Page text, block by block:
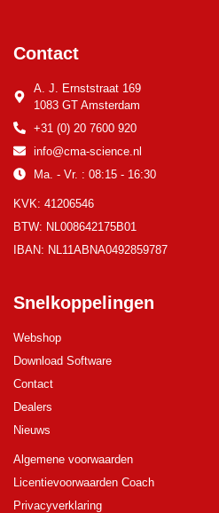
Contact
A. J. Ernststraat 169
1083 GT Amsterdam
+31 (0) 20 7600 920
info@cma-science.nl
Ma. - Vr. : 08:15 - 16:30
KVK: 41206546
BTW: NL008642175B01
IBAN: NL11ABNA0492859787
Snelkoppelingen
Webshop
Download Software
Contact
Dealers
Nieuws
Algemene voorwaarden
Licentievoorwaarden Coach
Privacyverklaring